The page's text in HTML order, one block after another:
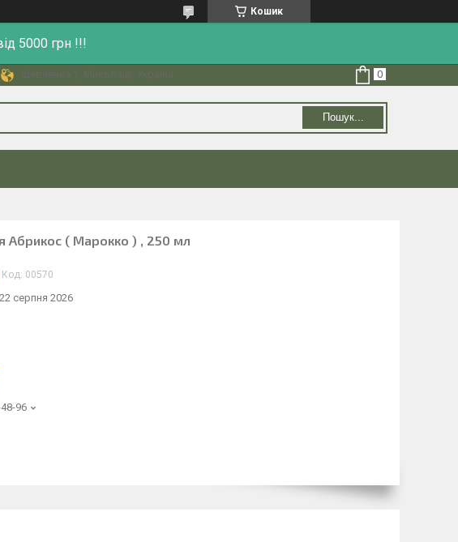
Кошик
5000 грн !!!
Шевченка 1, Миколаїв, Україна
Пошук...
Абрикос ( Марокко ) , 250 мл
Код: 00570
серпня 2026
96